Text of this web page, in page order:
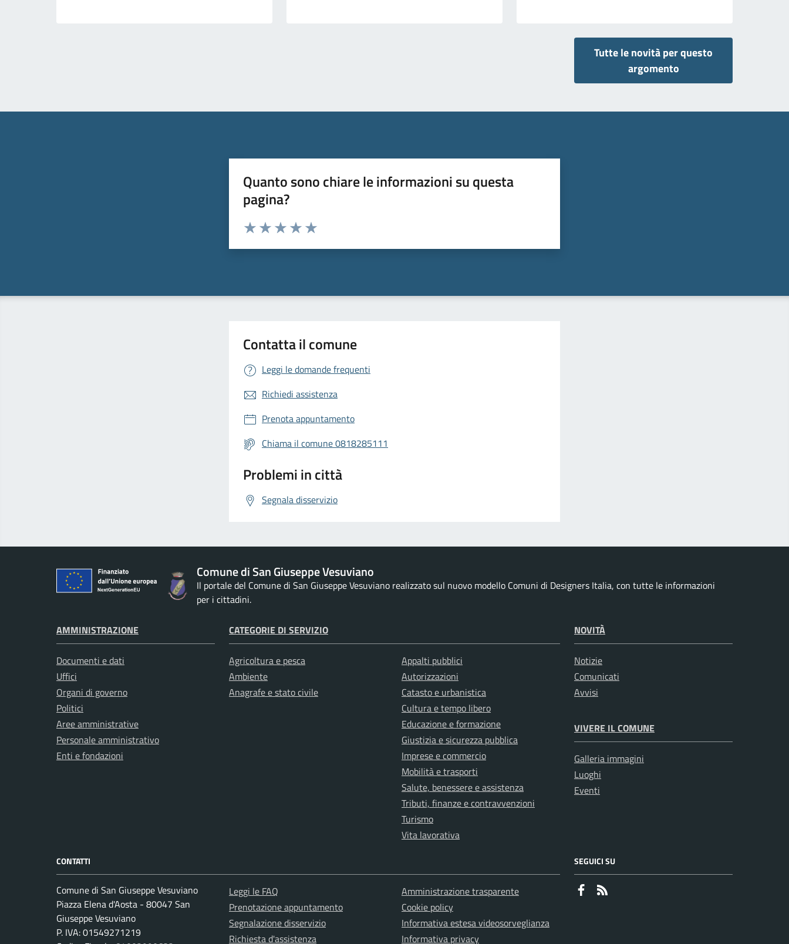
Tutte le novità per questo
argomento
Quanto sono chiare le informazioni su questa
pagina?
Valuta da 1 a 5 stelle la pagina
Contatta il comune
Leggi le domande frequenti
Richiedi assistenza
Prenota appuntamento
Chiama il comune 0818285111
Problemi in città
Segnala disservizio
Comune di San Giuseppe Vesuviano
Il portale del Comune di San Giuseppe Vesuviano realizzato sul nuovo modello Comuni di Designers Italia, con tutte le informazioni
per i cittadini.
AMMINISTRAZIONE
Documenti e dati
Uffici
Organi di governo
Politici
Aree amministrative
Personale amministrativo
Enti e fondazioni
CATEGORIE DI SERVIZIO
Agricoltura e pesca
Ambiente
Anagrafe e stato civile
Appalti pubblici
Autorizzazioni
Catasto e urbanistica
Cultura e tempo libero
Educazione e formazione
Giustizia e sicurezza pubblica
Imprese e commercio
Mobilità e trasporti
Salute, benessere e assistenza
Tributi, finanze e contravvenzioni
Turismo
Vita lavorativa
NOVITÀ
Notizie
Comunicati
Avvisi
VIVERE IL COMUNE
Galleria immagini
Luoghi
Eventi
CONTATTI
Comune di San Giuseppe Vesuviano
Piazza Elena d'Aosta - 80047 San
Giuseppe Vesuviano
P. IVA: 01549271219
Leggi le FAQ
Prenotazione appuntamento
Segnalazione disservizio
Richiesta d'assistenza
Amministrazione trasparente
Cookie policy
Informativa estesa videosorveglianza
Informativa privacy
SEGUICI SU
Faceboook